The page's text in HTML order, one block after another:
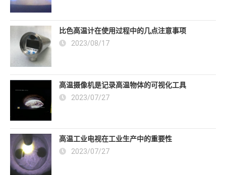
比色高温计在使用过程中的几点注意事项
2023/08/17
高温摄像机是记录高温物体的可视化工具
2023/07/27
高温工业电视在工业生产中的重要性
2023/07/27